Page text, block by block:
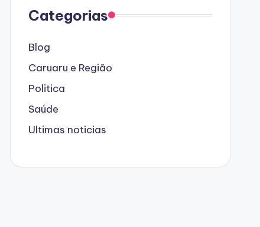
Categorias
Blog
Caruaru e Região
Politica
Saúde
Ultimas noticias